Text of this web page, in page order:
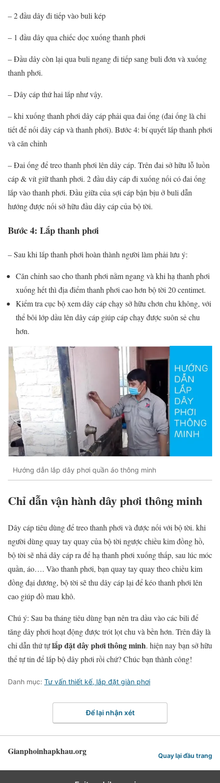
– 2 đầu dây đi tiếp vào buli kép
– 1 đầu dây qua chiếc dọc xuống thanh phơi
– Đầu dây còn lại qua buli ngang đi tiếp sang buli đơn và xuống
thanh phơi.
– Dây cáp thứ hai lắp như vậy.
– khi xuống thanh phơi dây cáp phải qua đai ống (đai ống là chi
tiết để nối dây cáp và thanh phơi). Bước 4: bí quyết lắp thanh phơi
và căn chỉnh
– Đai ống để treo thanh phơi lên dây cáp. Trên đai sở hữu lỗ luồn
cáp & vít giữ thanh phơi. 2 đầu dây cáp đi xuống nối có đai ống
lắp vào thanh phơi. Đầu giữa của sợi cáp bận bịu ở buli dẫn
hướng được nối sở hữu đầu dây cáp của bộ tời.
Bước 4: Lắp thanh phơi
– Sau khi lắp thanh phơi hoàn thành người làm phải lưu ý:
Căn chỉnh sao cho thanh phơi nằm ngang và khi hạ thanh phơi
xuống hết thì địa điểm thanh phơi cao hơn bộ tời 20 centimet.
Kiểm tra cục bộ xem dây cáp chạy sở hữu chơn chu không, với
thể bôi lớp dầu lên dây cáp giúp cáp chạy được suôn sẻ chu
hơn.
Hướng dẫn lắp dây phơi quần áo thông minh
Chỉ dẫn vận hành dây phơi thông minh
Dây cáp tiêu dùng để treo thanh phơi và được nối với bộ tời. khi
người dùng quay tay quay của bộ tời ngược chiều kim đồng hồ,
bộ tời sẽ nhả dây cáp ra để hạ thanh phơi xuống thấp, sau lúc móc
quần, áo…. Vào thanh phơi, bạn quay tay quay theo chiều kim
đồng đại dương, bộ tời sẽ thu dây cáp lại để kéo thanh phơi lên
cao giúp đồ mau khô.
Chú ý: Sau ba tháng tiêu dùng bạn nên tra dầu vào các bili để
tăng dây phơi hoạt động được trót lọt chu và bền hơn. Trên đây là
chỉ dẫn thứ tựlắp đặt dây phơi thông minh. hiện nay bạn sở hữu
thể tự tin để lắp bộ dây phơi rồi chứ? Chúc bạn thành công!
Danh mục: Tư vấn thiết kế, lắp đặt giàn phơi
Để lại nhận xét
Gianphoinhapkhau.org Quay lại đầu trang